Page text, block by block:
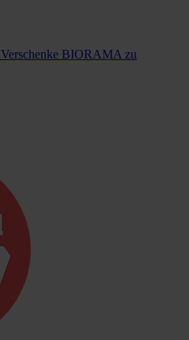
Verschenke BIORAMA zu